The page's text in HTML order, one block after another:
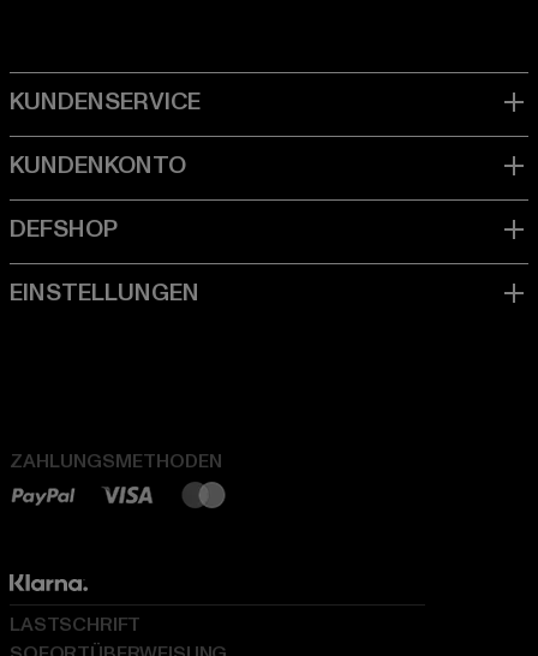
ZAHLUNGSMETHODEN
LASTSCHRIFT